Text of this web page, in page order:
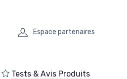
Espace partenaires
Tests & Avis Produits